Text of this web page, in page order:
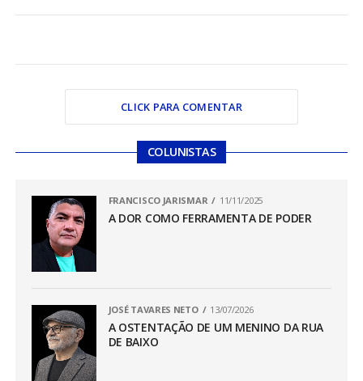
CLICK PARA COMENTAR
COLUNISTAS
FRANCISCO JARISMAR 11/11/2025
A DOR COMO FERRAMENTA DE PODER
JOSÉ TAVARES NETO 13/07/2026
A OSTENTAÇÃO DE UM MENINO DA RUA
DE BAIXO